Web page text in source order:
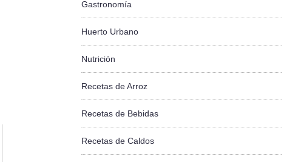
Gastronomía
Huerto Urbano
Nutrición
Recetas de Arroz
Recetas de Bebidas
Recetas de Caldos